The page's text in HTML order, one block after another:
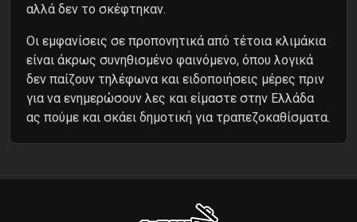
αλλά δεν το σκέφτηκαν.
Οι εμφανίσεις σε προπονητικά από τέτοια κλιμάκια
είναι άκρως συνηθισμένο φαινόμενο, όπου λογικά
δεν παίζουν τηλέφωνα και ειδοποιήσεις μέρες πριν
για να ενημερώσουν λες και είμαστε στην Ελλάδα
ας πούμε και σκάει δημοτική για τραπεζοκαθίσματα.